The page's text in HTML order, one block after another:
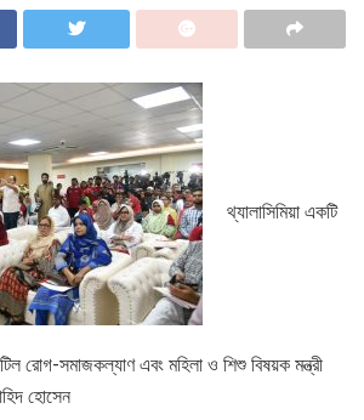
থ্যালাসিমিয়া একটি
রোগ-সমাজকল্যাণ এবং মহিলা ও শিশু বিষয়ক মন্ত্রী
হোসেন